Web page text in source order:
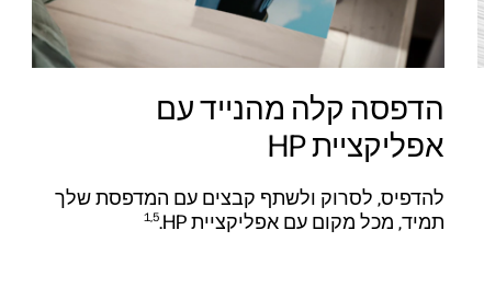
הדפסה קלה מהנייד עם
אפליקציית HP
להדפיס, לסרוק ולשתף קבצים עם המדפסת שלך
תמיד, מכל מקום עם אפליקציית HP.‏
1,5